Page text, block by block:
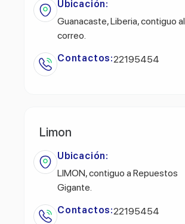
Ubicación:
Guanacaste, Liberia, contiguo al
correo.
Contactos:22195454
Limon
Ubicación:
LIMON, contiguo a Repuestos
Gigante.
Contactos:22195454